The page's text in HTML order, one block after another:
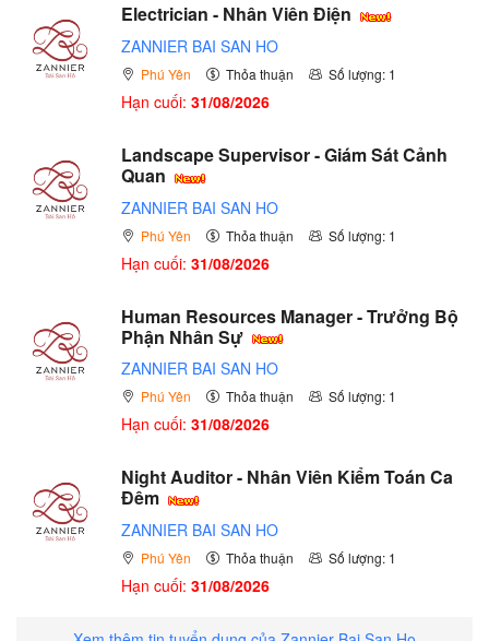
Electrician - Nhân Viên Điện
ZANNIER BAI SAN HO
Phú Yên Thỏa thuận Số lượng: 1
Hạn cuối: 31/08/2026
Landscape Supervisor - Giám Sát Cảnh
Quan
ZANNIER BAI SAN HO
Phú Yên Thỏa thuận Số lượng: 1
Hạn cuối: 31/08/2026
Human Resources Manager - Trưởng Bộ
Phận Nhân Sự
ZANNIER BAI SAN HO
Phú Yên Thỏa thuận Số lượng: 1
Hạn cuối: 31/08/2026
Night Auditor - Nhân Viên Kiểm Toán Ca
Đêm
ZANNIER BAI SAN HO
Phú Yên Thỏa thuận Số lượng: 1
Hạn cuối: 31/08/2026